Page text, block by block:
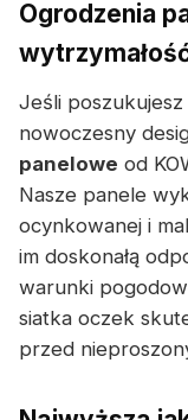
Ogrodzenia
Jeśli
nowoczesny
panelowe od
Nasze panele
ocynkowanej i
im doskonałą
warunki
siatka oczek
przed